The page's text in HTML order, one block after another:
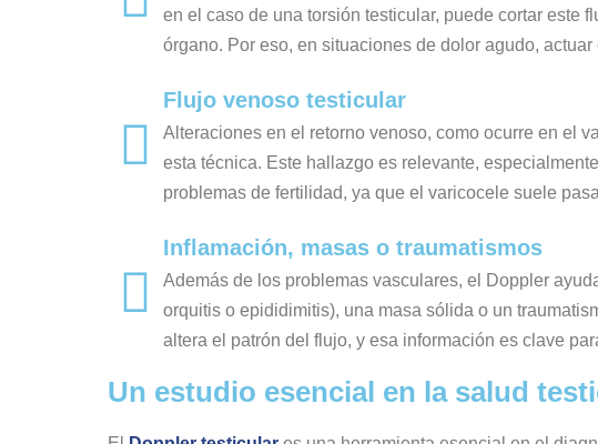
en el caso de una torsión testicular, puede cortar este
órgano. Por eso, en situaciones de dolor agudo,
Flujo venoso testicular
Alteraciones en el retorno venoso, como ocurre en el
esta técnica. Este hallazgo es relevante,
problemas de fertilidad, ya que el varicocele suele
Inflamación, masas o traumatismos
Además de los problemas vasculares, el Doppler
orquitis o epididimitis), una masa sólida o un
altera el patrón del flujo, y esa información es clave
Un estudio esencial en la salud